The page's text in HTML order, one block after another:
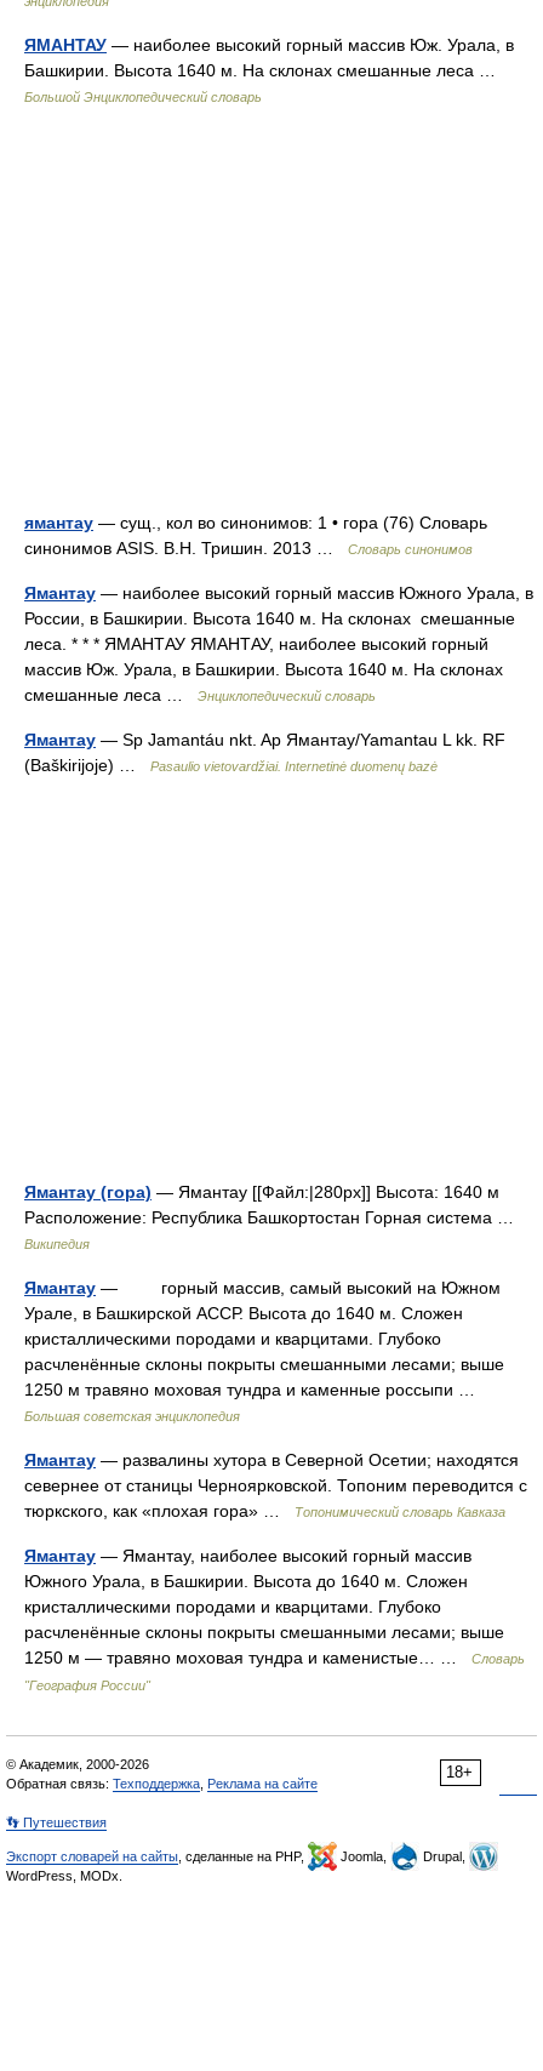
ЯМАНТАУ — наиболее высокий горный массив Юж. Урала, в
Башкирии. Высота 1640 м. На склонах смешанные леса …
Большой Энциклопедический словарь
ямантау — сущ., кол во синонимов: 1 • гора (76) Словарь
синонимов ASIS. В.Н. Тришин. 2013 …
Словарь синонимов
Ямантау — наиболее высокий горный массив Южного Урала, в
России, в Башкирии. Высота 1640 м. На склонах смешанные
леса. * * * ЯМАНТАУ ЯМАНТАУ, наиболее высокий горный
массив Юж. Урала, в Башкирии. Высота 1640 м. На склонах
смешанные леса …
Энциклопедический словарь
Ямантау — Sp Jamantáu nkt. Ap Ямантау/Yamantau L kk. RF
(Baškirijoje) …
Pasaulio vietovardžiai. Internetinė duomenų bazė
Ямантау (гора) — Ямантау [[Файл:|280px]] Высота: 1640 м
Расположение: Республика Башкортостан Горная система …
Википедия
Ямантау — горный массив, самый высокий на Южном
Урале, в Башкирской АССР. Высота до 1640 м. Сложен
кристаллическими породами и кварцитами. Глубоко
расчленённые склоны покрыты смешанными лесами; выше
1250 м травяно моховая тундра и каменные россыпи …
Большая советская энциклопедия
Ямантау — развалины хутора в Северной Осетии; находятся
севернее от станицы Черноярковской. Топоним переводится с
тюркского, как «плохая гора» …
Топонимический словарь Кавказа
Ямантау — Ямантау, наиболее высокий горный массив
Южного Урала, в Башкирии. Высота до 1640 м. Сложен
кристаллическими породами и кварцитами. Глубоко
расчленённые склоны покрыты смешанными лесами; выше
1250 м — травяно моховая тундра и каменистые… …
Словарь
"География России"
18+
© Академик, 2000-2026
Обратная связь: Техподдержка Реклама на сайте
👣 Путешествия
Экспорт словарей на сайты , сделанные на PHP, Joomla,
Drupal,
WordPress, MODx.